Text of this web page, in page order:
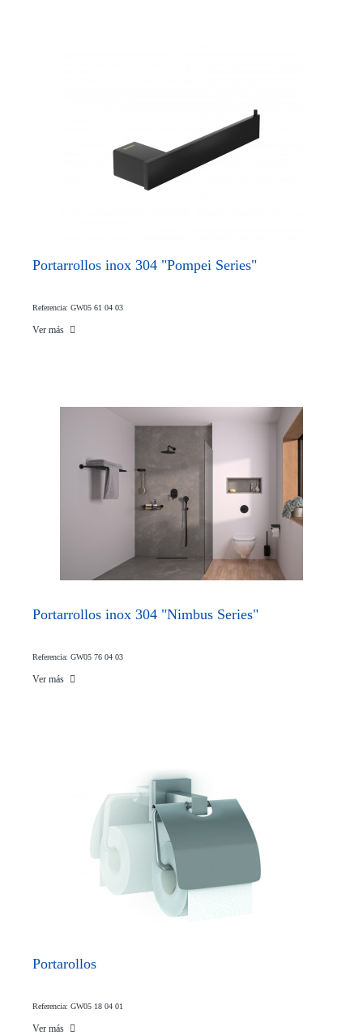
Portarrollos inox 304 "Pompei Series"
Referencia: GW05 61 04 03
Ver más
Portarrollos inox 304 "Nimbus Series"
Referencia: GW05 76 04 03
Ver más
Portarollos
Referencia: GW05 18 04 01
Ver más